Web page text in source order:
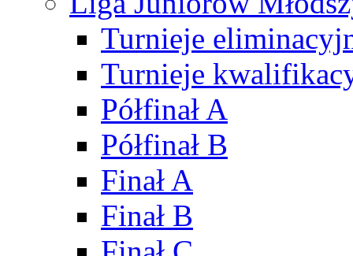
Turnieje
Turnieje
Półfinał A
Półfinał B
Finał A
Finał B